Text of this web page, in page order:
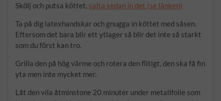
Skölj och putsa köttet, salta sedan in det (se länken)
Ta på dig latexhandskar och gnugga in köttet med såsen.
Eftersom det bara blir ett ytlager så blir det inte så starkt
som du först kan tro.
Grilla den på hög värme och rotera den flitigt, den ska få fin
yta men inte mycket mer.
Låt den vila åtminstone 20 minuter under metallfolie som